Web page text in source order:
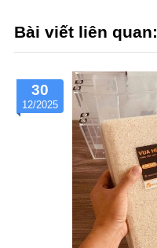
Bài viết liên quan:
30
12/2025